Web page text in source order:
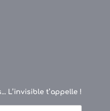
L’invisible t’appelle !